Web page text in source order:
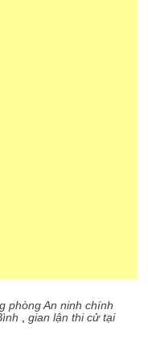
phòng An ninh chính
,gian lận thi cử tại